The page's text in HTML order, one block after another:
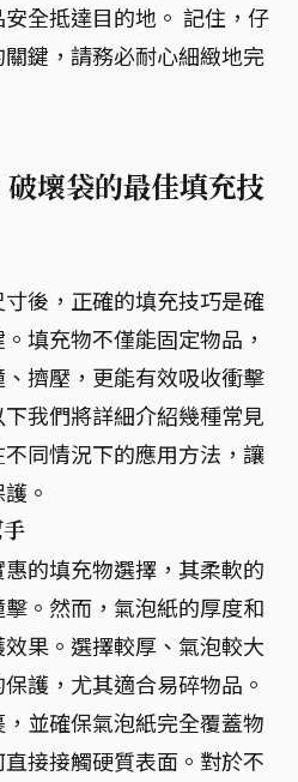
全抵達目的地。 記住，仔
鍵，請務必耐心細緻地完
壞袋的最佳填充技
後，正確的填充技巧是確
填充物不僅能固定物品，
擠壓，更能有效吸收衝擊
我們將詳細介紹幾種常見
同情況下的應用方法，讓
。
的填充物選擇，其柔軟的
。然而，氣泡紙的厚度和
果。選擇較厚、氣泡較大
護，尤其適合易碎物品。
並確保氣泡紙完全覆蓋物
接接觸硬質表面。對於不